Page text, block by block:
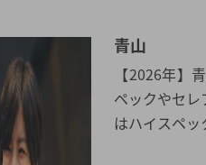
青山
【2026年】
ペックやセ
はハイスペッ
りますが、